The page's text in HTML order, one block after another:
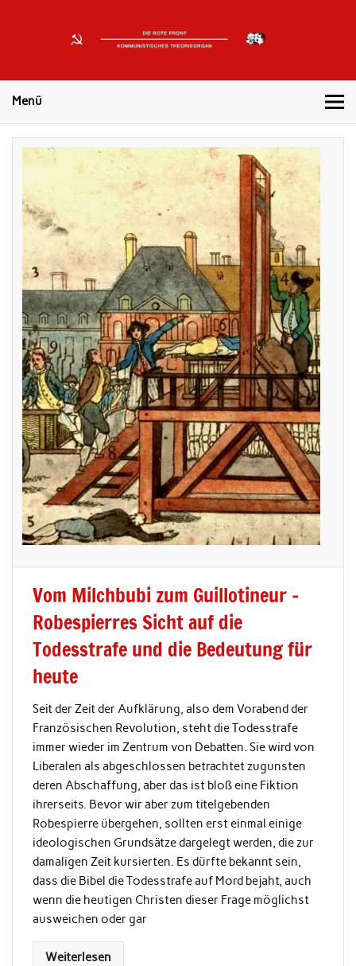
FRONT
Menü
Vom Milchbubi zum Guillotineur –
Robespierres Sicht auf die
Todesstrafe und die Bedeutung für
heute
Seit der Zeit der Aufklärung, also dem Vorabend der
Französischen Revolution, steht die Todesstrafe
immer wieder im Zentrum von Debatten. Sie wird von
Liberalen als abgeschlossen betrachtet zugunsten
deren Abschaffung, aber das ist bloß eine Fiktion
ihrerseits. Bevor wir aber zum titelgebenden
Robespierre übergehen, sollten erst einmal einige
ideologischen Grundsätze dargelegt werden, die zur
damaligen Zeit kursierten. Es dürfte bekannt sein,
dass die Bibel die Todesstrafe auf Mord bejaht, auch
wenn die heutigen Christen dieser Frage möglichst
ausweichen oder gar
Weiterlesen